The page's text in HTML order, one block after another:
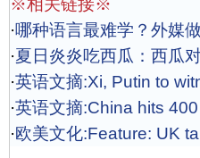
※相关链接※
·哪种语言最难学？外媒
·夏日炎炎吃西瓜：西瓜
·英语文摘:Xi, Putin to
·英语文摘:China hits
·欧美文化:Feature: UK